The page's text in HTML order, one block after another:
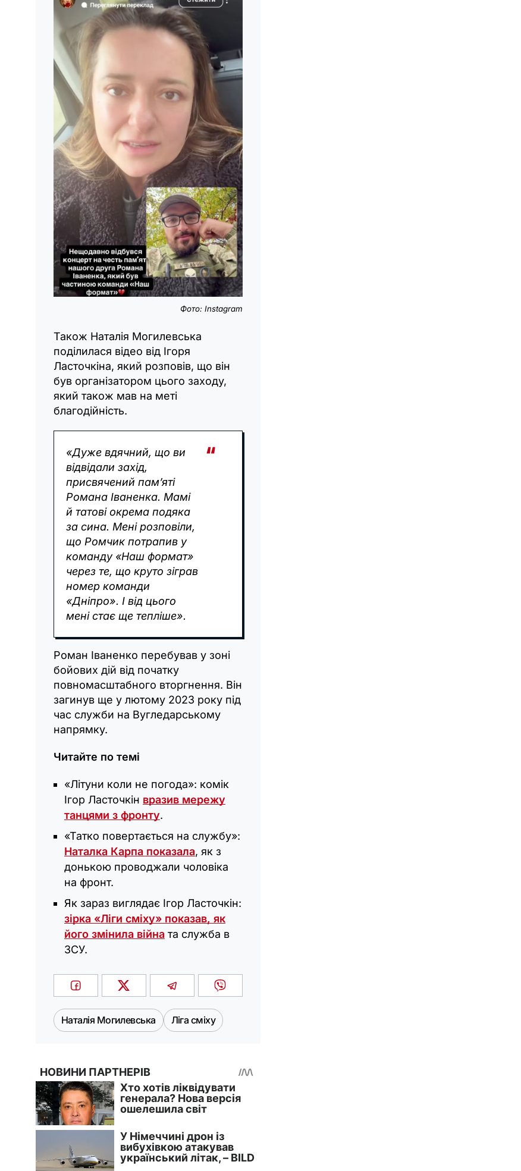
Фото: Instagram
Також Наталія Могилевська
поділилася відео від Ігоря
Ласточкіна, який розповів, що він
був організатором цього заходу,
який також мав на меті
благодійність.
«Дуже вдячний, що ви
відвідали захід,
присвячений пам’яті
Романа Іваненка. Мамі
й татові окрема подяка
за сина. Мені розповіли,
що Ромчик потрапив у
команду «Наш формат»
через те, що круто зіграв
номер команди
«Дніпро». І від цього
мені стає ще тепліше».
Роман Іваненко перебував у зоні
бойових дій від початку
повномасштабного вторгнення. Він
загинув ще у лютому 2023 року під
час служби на Вугледарському
напрямку.
Читайте по темі
«Літуни коли не погода»: комік
Ігор Ласточкін вразив мережу
танцями з фронту.
«Татко повертається на службу»:
Наталка Карпа показала, як з
донькою проводжали чоловіка
на фронт.
Як зараз виглядає Ігор Ласточкін:
зірка «Ліги сміху» показав, як
його змінила війна та служба в
ЗСУ.
Наталія Могилевська Ліга сміху